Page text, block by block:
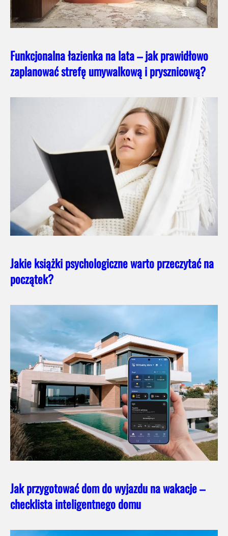
Funkcjonalna łazienka na lata – jak prawidłowo
zaplanować strefę umywalkową i prysznicową?
Jakie książki psychologiczne warto przeczytać na
początek?
Jak przygotować dom do wyjazdu na wakacje –
checklista inteligentnego domu